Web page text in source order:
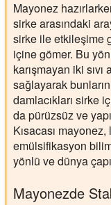
Mayonez
sirke arasındaki
sirke ile etkileşime
içine gömer. Bu
karışmayan iki
sağlayarak
damlacıkları sirke
da pürüzsüz ve
Kısacası
emülsifikasyon
yönlü ve dünya
Mayonezde